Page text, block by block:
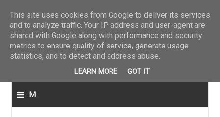
≡ M
This site uses cookies from Google to deliver its services
and to analyze traffic. Your IP address and user-agent are
shared with Google along with performance and security
metrics to ensure quality of service, generate usage
statistics, and to detect and address abuse.
LEARN MORE GOT IT